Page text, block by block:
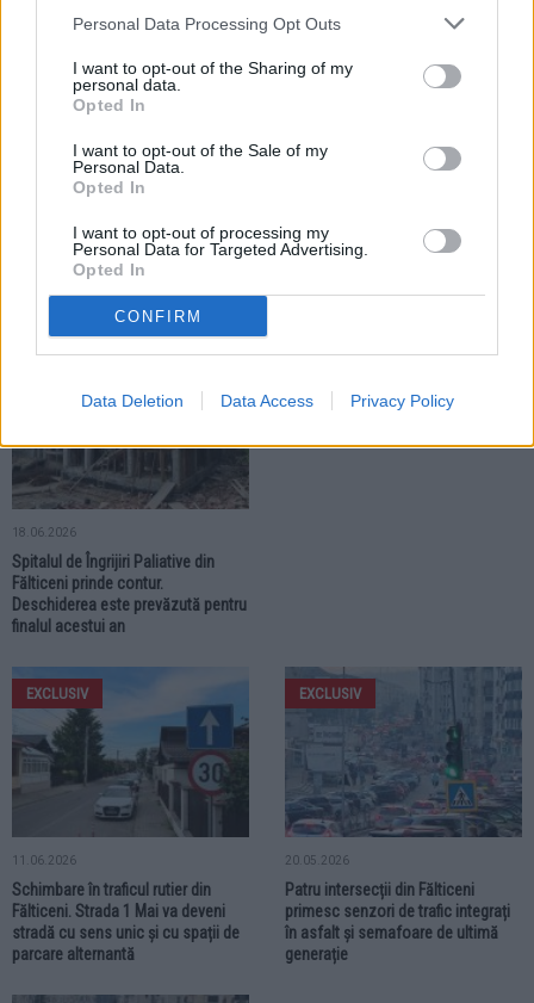
Personal Data Processing Opt Outs
I want to opt-out of the Sharing of my
personal data.
Opted In
I want to opt-out of the Sale of my
Personal Data.
Opted In
I want to opt-out of processing my
Personal Data for Targeted Advertising.
Opted In
CONFIRM
Data Deletion Data Access Privacy Policy
Municipiul Fălticeni va avea un
Centru de Excelență Școlară.
Proiectul va fi implementat din
fonduri locale
Primarul Cătălin Coman anunță
două noi investiții. Baza de
trece pe energie verde
18.06.2026
Spitalul de Îngrijiri Paliative din
Fălticeni prinde contur.
Deschiderea este prevăzută pentru
finalul acestui an
EXCLUSIV
11.06.2026
Schimbare în traficul rutier din
Fălticeni. Strada 1 Mai va deveni
stradă cu sens unic și cu spații de
parcare alternantă
EXCLUSIV
20.05.2026
Patru intersecții din Fălticeni
primesc senzori de trafic integrați
în asfalt și semafoare de ultimă
generație